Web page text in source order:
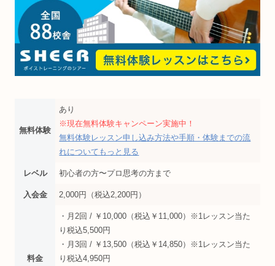
無料体験
あり
※現在無料体験キャンペーン実施中！
無料体験レッスン申し込み方法や手順・体験までの流
れについてもっと見る
レベル 初心者の方〜プロ思考の方まで
入会金 2,000円（税込2,200円）
料金
・月2回 / ￥10,000（税込￥11,000）※1レッスン当た
り税込5,500円
・月3回 / ￥13,500（税込￥14,850）※1レッスン当た
り税込4,950円